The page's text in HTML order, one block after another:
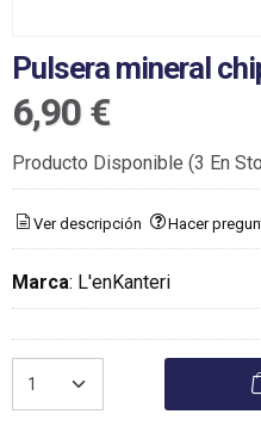
Pulsera mineral
6,90 €
Producto Disponible (3 En
Ver descripción Hacer
Marca: L'enKanteri